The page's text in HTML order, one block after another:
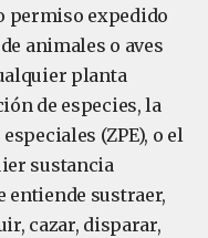
permiso expedido
animales o aves
planta
de especies, la
(ZPE), o el
sustancia
entiende sustraer,
cazar, disparar,